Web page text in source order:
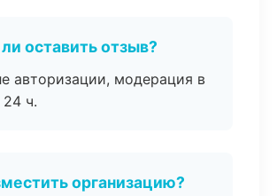
оставить отзыв?
авторизации, модерация в
24 ч.
организацию?